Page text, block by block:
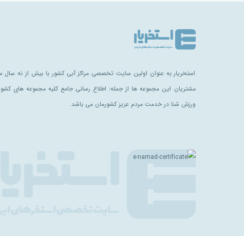
استخریار به عنوان اولین سایت تخصصی مراکز آبی کشور با بیش از نه سال
مشتریان این مجموعه ها از جمله: اطلاع رسانی جامع کلیه مجموعه های
ورزش شنا در خدمت مردم عزیز کشورمان می باشد.